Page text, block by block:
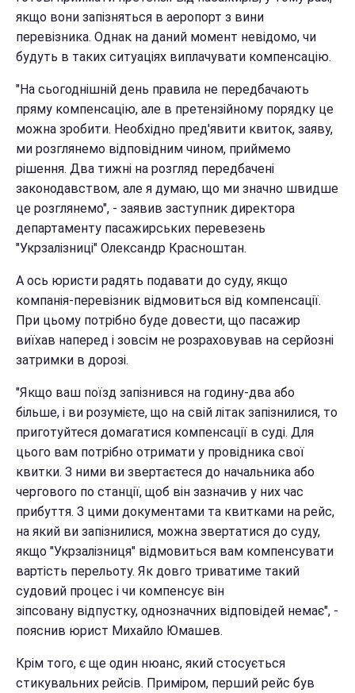
якщо вони запізняться в аеропорт з вини
перевізника. Однак на даний момент невідомо, чи
будуть в таких ситуаціях виплачувати компенсацію.
"На сьогоднішній день правила не передбачають
пряму компенсацію, але в претензійному порядку це
можна зробити. Необхідно пред'явити квиток, заяву,
ми розглянемо відповідним чином, приймемо
рішення. Два тижні на розгляд передбачені
законодавством, але я думаю, що ми значно швидше
це розглянемо", - заявив заступник директора
департаменту пасажирських перевезень
"Укрзалізниці" Олександр Красноштан.
А ось юристи радять подавати до суду, якщо
компанія-перевізник відмовиться від компенсації.
При цьому потрібно буде довести, що пасажир
виїхав наперед і зовсім не розраховував на серйозні
затримки в дорозі.
"Якщо ваш поїзд запізнився на годину-два або
більше, і ви розумієте, що на свій літак запізнилися, то
приготуйтеся домагатися компенсації в суді. Для
цього вам потрібно отримати у провідника свої
квитки. З ними ви звертаєтеся до начальника або
чергового по станції, щоб він зазначив у них час
прибуття. З цими документами та квитками на рейс,
на який ви запізнилися, можна звертатися до суду,
якщо "Укрзалізниця" відмовиться вам компенсувати
вартість перельоту. Як довго триватиме такий
судовий процес і чи компенсує він
зіпсовану відпустку, однозначних відповідей немає", -
пояснив юрист Михайло Юмашев.
Крім того, є ще один нюанс, який стосується
стикувальних рейсів. Приміром, перший рейс був